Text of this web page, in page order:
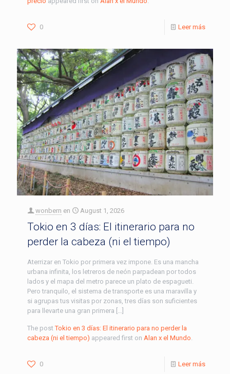
0 Leer más
wonbern en August 1, 2026
Tokio en 3 días: El itinerario para no
perder la cabeza (ni el tiempo)
Aterrizar en Tokio por primera vez impone. Es una mancha
urbana infinita, los letreros de neón parpadean por todos
lados y el mapa del metro parece un plato de espagueti.
Pero tranquilo, el sistema de transporte es una maravilla y
si agrupas tus visitas por zonas, tres días son suficientes
para llevarte una gran primera […]
The postTokio en 3 días: El itinerario para no perder la
cabeza (ni el tiempo) appeared first on Alan x el Mundo.
0 Leer más